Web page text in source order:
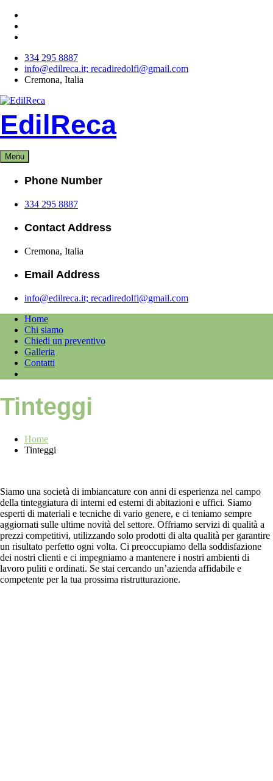
Skip
content
334 295 8887
info@edilreca.it; recadiredolfi@gmail.com
Cremona, Italia
EdilReca
Menu
Phone Number
334 295 8887
Contact Address
Cremona, Italia
Email Address
info@edilreca.it; recadiredolfi@gmail.com
Home
Chi siamo
Chiedi un preventivo
Galleria
Contatti
Tinteggi
Home
Tinteggi
Siamo una società di imbiancature con anni di esperienza nel campo
della tinteggiatura di interni ed esterni di abitazioni e uffici. Siamo
esperti di materiali e tecniche di vario genere, e ci teniamo sempre
aggiornati sulle ultime novità del settore. Offriamo servizi di qualità a
prezzi competitivi, utilizzando solo prodotti di alta qualità per garantire
un risultato perfetto ogni volta. Ci preoccupiamo della soddisfazione
dei nostri clienti e ci impegniamo a mantenere i nostri ambienti di
lavoro puliti e ordinati. Se stai cercando un’azienda affidabile e
competente per la tua prossima ristrutturazione.